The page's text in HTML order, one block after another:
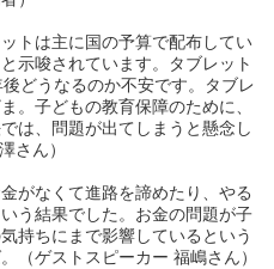
トは主に国の予算で配布してい
示唆されています。
タブレット
どうなるのか不安です。タブレ
。 子どもの教育保障のために、
は、問題が出てしまう と懸念し
さん）
がなくて進路を諦めたり、やる
う結果でした。 お金の問題が子
持ちにまで影響しているという
（ゲストスピーカー 福嶋さん）